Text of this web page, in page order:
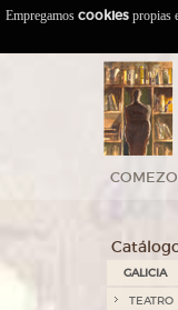
COMEZO
GALICIA
TEATRO
Empregamos cookies propias